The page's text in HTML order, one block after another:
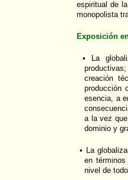
espiritual de
monopolista
Exposición
• La
creación
producción
esencia, a
a la vez
dominio y
• La
en
nivel de